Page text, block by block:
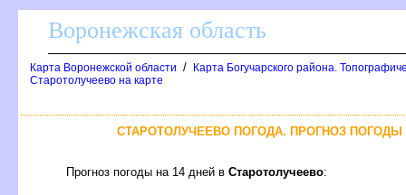
оронежская область
Карта Воронежской области /
Карта Богучарского района.
Старотолучеево на карте
СТАРОТОЛУЧЕЕВО ПОГОДА. ПРОГНОЗ
Прогноз погоды на 14 дней Старотолучеево: